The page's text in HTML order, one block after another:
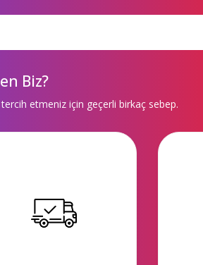
Biz?
etmeniz için geçerli birkaç sebep.